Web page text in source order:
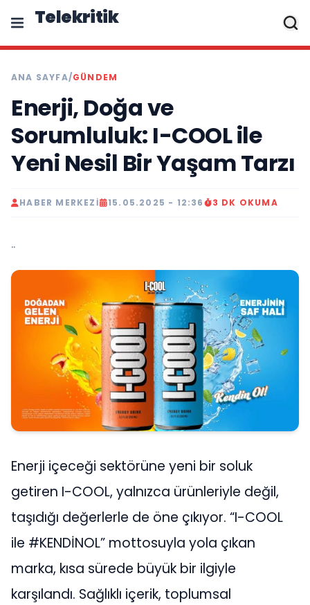
Telekritik
ANA SAYFA/GÜNDEM
Enerji, Doğa ve
Sorumluluk: I-COOL ile
Yeni Nesil Bir Yaşam Tarzı
HABER MERKEZI 15.05.2025 - 12:36 3 DK OKUMA
..
Enerji içeceği sektörüne yeni bir soluk
getiren I-COOL, yalnızca ürünleriyle değil,
taşıdığı değerlerle de öne çıkıyor. “I-COOL
ile #KENDİNOL” mottosuyla yola çıkan
marka, kısa sürede büyük bir ilgiyle
karşılandı. Sağlıklı içerik, toplumsal